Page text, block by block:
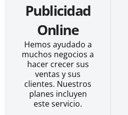
Publicidad
Online
Hemos ayudado a
muchos negocios a
hacer crecer sus
ventas y sus
clientes. Nuestros
planes incluyen
este servicio.